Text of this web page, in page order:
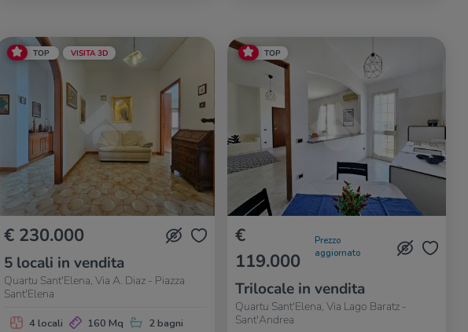
TOP VISITA 3D
€ 230.000
5 locali in vendita
Quartu Sant'Elena, Via A. Diaz - Piazza
Sant'Elena
4 locali 160 Mq 2 bagni
TOP
€
119.000
Prezzo
aggiornato
Trilocale in vendita
Quartu Sant'Elena, Via Lago Baratz -
Sant'Andrea